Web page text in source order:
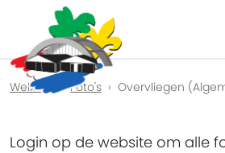
Previous
Welkom Foto's Overvliegen
Login op de website om alle